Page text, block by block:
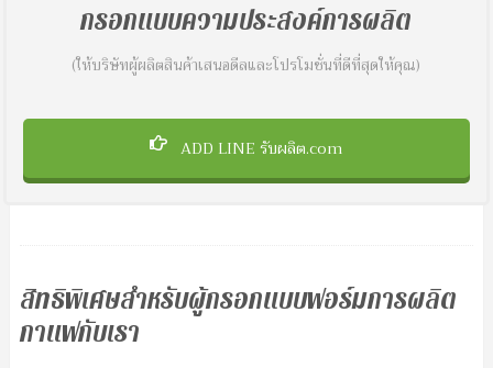
กรอกแบบความประสงค์การผลิต
(ให้บริษัทผู้ผลิตสินค้าเสนอดีลและโปรโมชั่นที่ดีที่สุดให้คุณ)
ADD LINE รับผลิต.com
สิทธิพิเศษสำหรับผู้กรอกแบบฟอร์มการผลิต
กาแฟกับเรา